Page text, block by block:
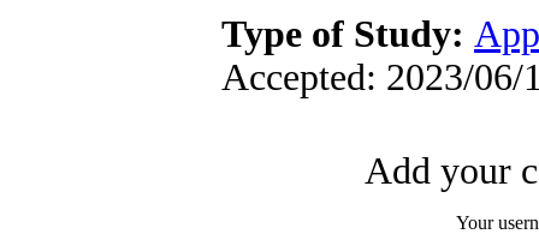
Type of Study:
Accepted: 2023/06/
Add your
Your